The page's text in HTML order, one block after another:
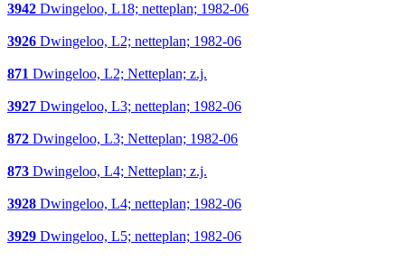
3942 Dwingeloo, L18; netteplan; 1982-06
3926 Dwingeloo, L2; netteplan; 1982-06
871 Dwingeloo, L2; Netteplan; z.j.
3927 Dwingeloo, L3; netteplan; 1982-06
872 Dwingeloo, L3; Netteplan; 1982-06
873 Dwingeloo, L4; Netteplan; z.j.
3928 Dwingeloo, L4; netteplan; 1982-06
3929 Dwingeloo, L5; netteplan; 1982-06